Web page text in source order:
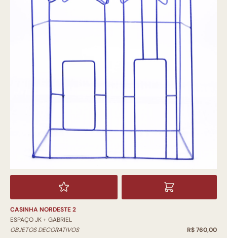
CASINHA NORDESTE 2
ESPAÇO JK + GABRIEL
OBJETOS DECORATIVOS
R$ 760,00